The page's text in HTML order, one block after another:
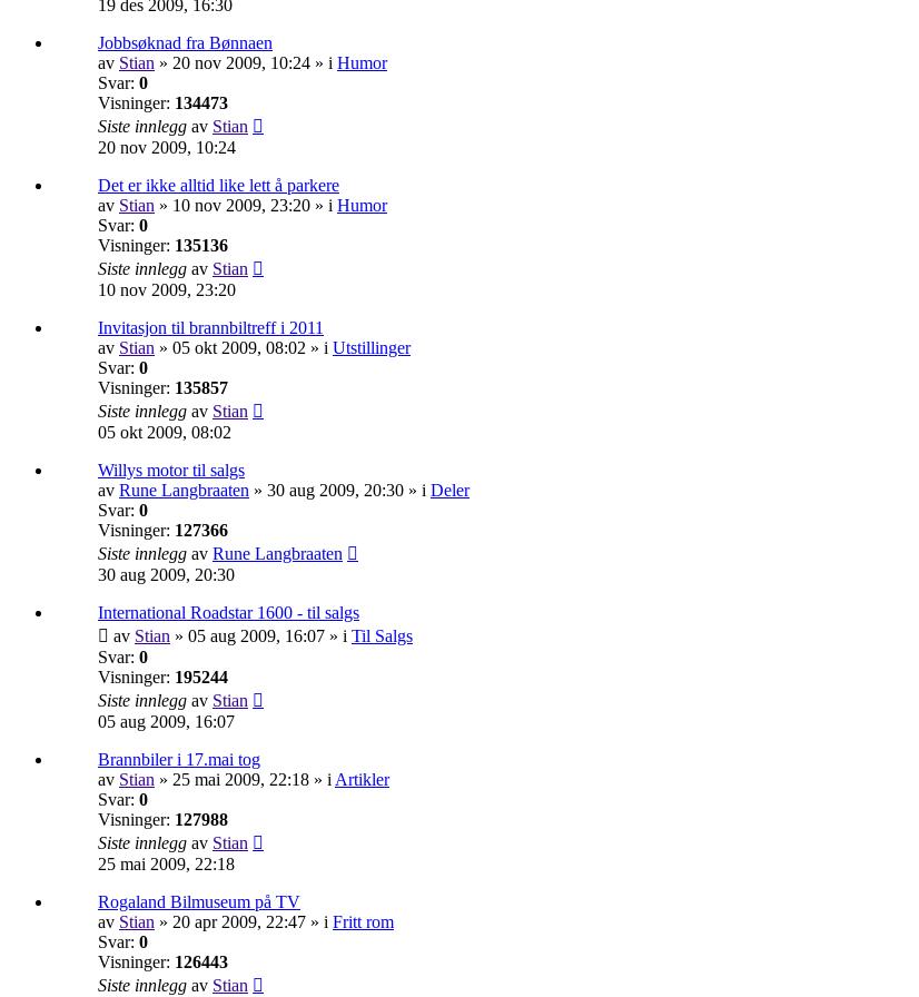
19 des 2009, 16:30
Jobbsøknad fra Bønnaen
av Stian » 20 nov 2009, 10:24 » i Humor
Svar: 0
Visninger: 134473
Siste innlegg av Stian
20 nov 2009, 10:24
Det er ikke alltid like lett å parkere
av Stian » 10 nov 2009, 23:20 » i Humor
Svar: 0
Visninger: 135136
Siste innlegg av Stian
10 nov 2009, 23:20
Invitasjon til brannbiltreff i 2011
av Stian » 05 okt 2009, 08:02 » i Utstillinger
Svar: 0
Visninger: 135857
Siste innlegg av Stian
05 okt 2009, 08:02
Willys motor til salgs
av Rune Langbraaten » 30 aug 2009, 20:30 » i Deler
Svar: 0
Visninger: 127366
Siste innlegg av Rune Langbraaten
30 aug 2009, 20:30
International Roadstar 1600 - til salgs
av Stian » 05 aug 2009, 16:07 » i Til Salgs
Svar: 0
Visninger: 195244
Siste innlegg av Stian
05 aug 2009, 16:07
Brannbiler i 17.mai tog
av Stian » 25 mai 2009, 22:18 » iArtikler
Svar: 0
Visninger: 127988
Siste innlegg av Stian
25 mai 2009, 22:18
Rogaland Bilmuseum på TV
av Stian » 20 apr 2009, 22:47 » i Fritt rom
Svar: 0
Visninger: 126443
Siste innlegg av Stian